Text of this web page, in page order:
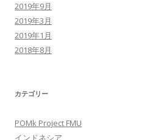
2019年9月
2019年3月
2019年1月
2018年8月
カテゴリー
POMk Project FMU
インドネシア